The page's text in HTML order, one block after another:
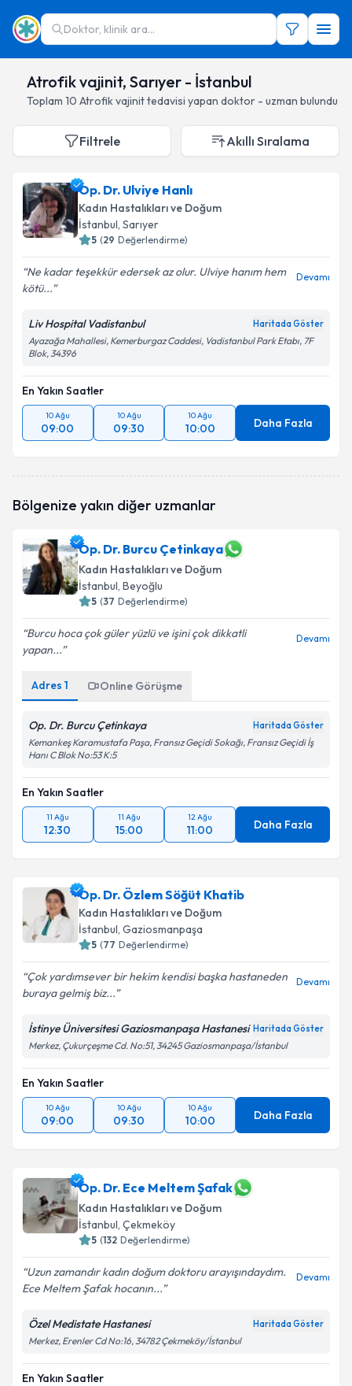
Doktor, klinik ara...
Atrofik vajinit, Sarıyer - İstanbul
Toplam 10 Atrofik vajinittedavisi yapan doktor - uzman bulundu
Filtrele Akıllı Sıralama
Op. Dr. Ulviye Hanlı
Kadın Hastalıkları ve Doğum
İstanbul, Sarıyer
5 (29 Değerlendirme)
Ne kadar teşekkür edersek az olur. Ulviye hanım hem
kötü...
Devamı
Liv Hospital Vadistanbul Haritada Göster
Ayazağa Mahallesi, Kemerburgaz Caddesi, Vadistanbul Park Etabı, 7F
Blok, 34396
En Yakın Saatler
10 Ağu
09:00
10 Ağu
09:30
10 Ağu
10:00 Daha Fazla
Bölgenize yakın diğer uzmanlar
Op. Dr. Burcu Çetinkaya
Kadın Hastalıkları ve Doğum
İstanbul, Beyoğlu
5 (37 Değerlendirme)
Burcu hoca çok güler yüzlü ve işini çok dikkatli
yapan...
Devamı
Adres 1 Online Görüşme
Op. Dr. Burcu Çetinkaya Haritada Göster
Kemankeş Karamustafa Paşa, Fransız Geçidi Sokağı, Fransız Geçidi İş
Hanı C Blok No:53 K:5
En Yakın Saatler
11 Ağu
12:30
11 Ağu
15:00
12 Ağu
11:00 Daha Fazla
Op. Dr. Özlem Söğüt Khatib
Kadın Hastalıkları ve Doğum
İstanbul, Gaziosmanpaşa
5 (77 Değerlendirme)
Çok yardımsever bir hekim kendisi başka hastaneden
buraya gelmiş biz...
Devamı
İstinye Üniversitesi Gaziosmanpaşa Hastanesi Haritada Göster
Merkez, Çukurçeşme Cd. No:51, 34245 Gaziosmanpaşa/İstanbul
En Yakın Saatler
10 Ağu
09:00
10 Ağu
09:30
10 Ağu
10:00 Daha Fazla
Op. Dr. Ece Meltem Şafak
Kadın Hastalıkları ve Doğum
İstanbul, Çekmeköy
5 (132 Değerlendirme)
Uzun zamandır kadın doğum doktoru arayışındaydım.
Ece Meltem Şafak hocanın...
Devamı
Özel Medistate Hastanesi Haritada Göster
Merkez, Erenler Cd No:16, 34782 Çekmeköy/İstanbul
En Yakın Saatler